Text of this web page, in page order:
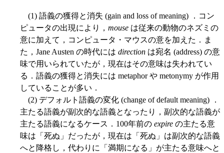
(1) 語義の獲得と消失 (gain and loss of meaning) ．コン
ピュータの出現により， mouse は従来の動物のネズミの
意に加えて，コンピュータ・マウスの意を加えた．ま
た，Jane Austen の時代には direction は宛名 (address) の意
味で用いられていたが，現在はその意味は失われてい
る．語義の獲得と消失には metaphor や metonymy が作用
していることが多い．
(2) デフォルト語義の変化 (change of default meaning) ．
主たる語義が副次的な語義となったり，副次的な語義が
主たる語義になるケース．100年前の expire の主たる意
味は「死ぬ」だったが，現在は「死ぬ」は副次的な語義
へと降格し，代わりに「満期になる」が主たる意味へと